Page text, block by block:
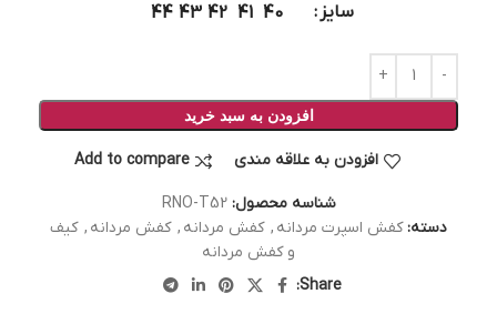
سایز 40
41
42
43
44
افزودن به سبد خرید
افزودن به علاقه مندی Add to compare
شناسه محصول:RNO-T52
دسته: کفش اسپرت مردانه , کفش مردانه , کفش مردانه , کیف
و کفش مردانه
Share: